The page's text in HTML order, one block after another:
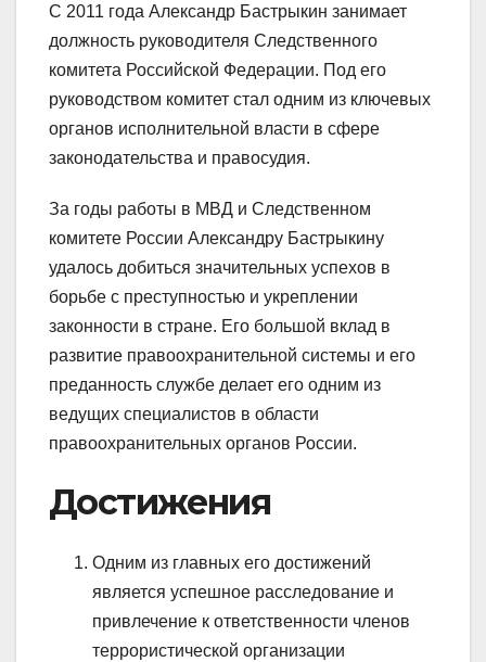
С 2011 года Александр Бастрыкин занимает
должность руководителя Следственного
комитета Российской Федерации. Под его
руководством комитет стал одним из ключевых
органов исполнительной власти в сфере
законодательства и правосудия.
За годы работы в МВД и Следственном
комитете России Александру Бастрыкину
удалось добиться значительных успехов в
борьбе с преступностью и укреплении
законности в стране. Его большой вклад в
развитие правоохранительной системы и его
преданность службе делает его одним из
ведущих специалистов в области
правоохранительных органов России.
Достижения
Одним из главных его достижений
является успешное расследование и
привлечение к ответственности членов
террористической организации